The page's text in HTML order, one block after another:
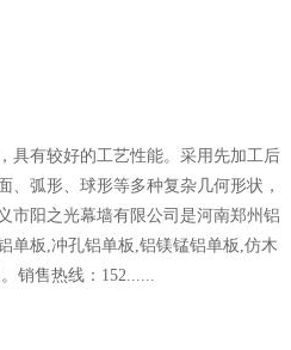
具有较好的工艺性能。采用先加工后
、弧形、球形等多种复杂几何形状，
市阳之光幕墙有限公司是河南郑州铝
单板,冲孔铝单板,铝镁锰铝单板,仿木
销售热线：152......